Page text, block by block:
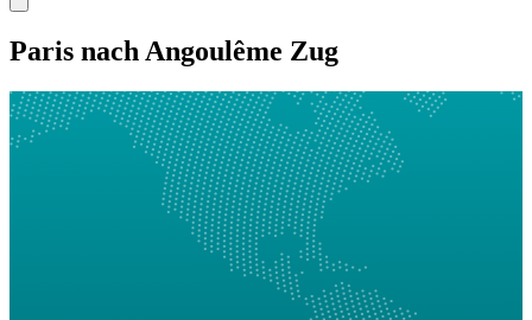
Paris nach Angoulême Zug